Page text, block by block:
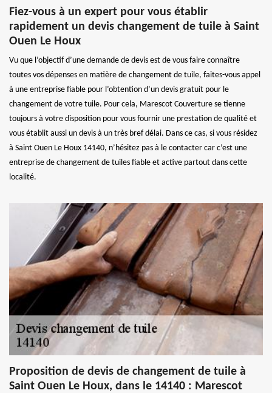
Fiez-vous à un expert pour vous établir
rapidement un devis changement de tuile à Saint
Ouen Le Houx
Vu que l’objectif d’une demande de devis est de vous faire connaître
toutes vos dépenses en matière de changement de tuile, faites-vous appel
à une entreprise fiable pour l’obtention d’un devis gratuit pour le
changement de votre tuile. Pour cela, Marescot Couverture se tienne
toujours à votre disposition pour vous fournir une prestation de qualité et
vous établit aussi un devis à un très bref délai. Dans ce cas, si vous résidez
à Saint Ouen Le Houx 14140, n’hésitez pas à le contacter car c’est une
entreprise de changement de tuiles fiable et active partout dans cette
localité.
Proposition de devis de changement de tuile à
Saint Ouen Le Houx, dans le 14140 : Marescot